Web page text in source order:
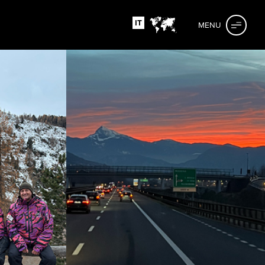
IT MENU